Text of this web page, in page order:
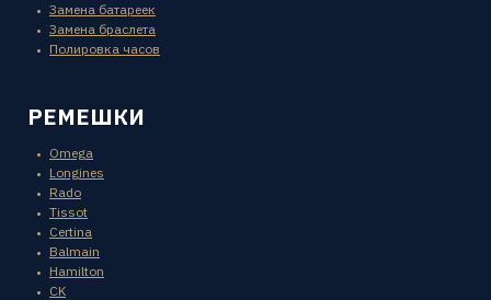
Замена батареек
Замена браслета
Полировка часов
РЕМЕШКИ
Omega
Longines
Rado
Tissot
Certina
Balmain
Hamilton
CK